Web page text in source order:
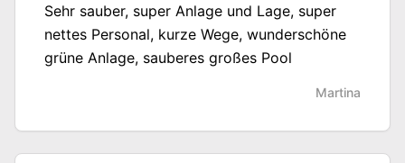
Sehr sauber, super Anlage und Lage, super
nettes Personal, kurze Wege, wunderschöne
grüne Anlage, sauberes großes Pool
Martina